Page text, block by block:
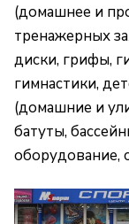
(домашнее и
тренажерных
диски, грифы,
гимнастики,
(домашние и
батуты,
оборудование,